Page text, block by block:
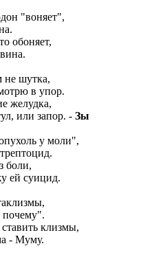
"воняет",
обоняет,
не шутка,
в упор.
желудка,
или запор. - Зы
у моли",
боли,
ей суицид.
клизмы,
- Муму.